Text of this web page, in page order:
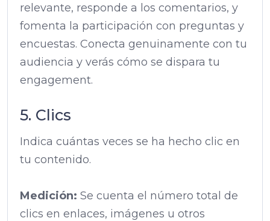
relevante, responde a los comentarios, y
fomenta la participación con preguntas y
encuestas. Conecta genuinamente con tu
audiencia y verás cómo se dispara tu
engagement.
5. Clics
Indica cuántas veces se ha hecho clic en
tu contenido.
Medición: Se cuenta el número total de
clics en enlaces, imágenes u otros